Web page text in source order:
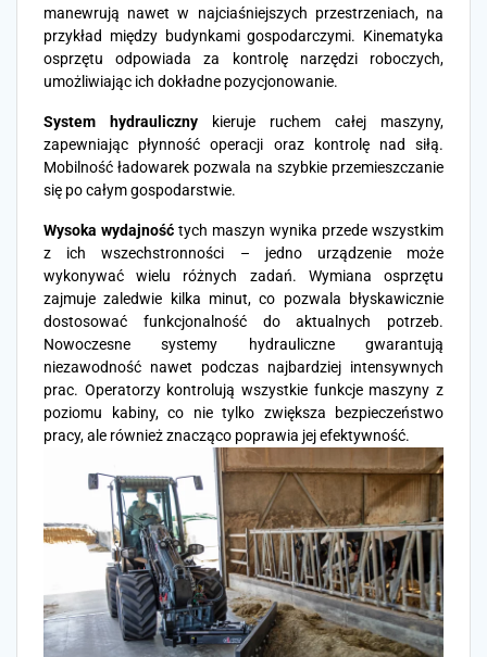
manewrują nawet w najciaśniejszych przestrzeniach, na
przykład między budynkami gospodarczymi. Kinematyka
osprzętu odpowiada za kontrolę narzędzi roboczych,
umożliwiając ich dokładne pozycjonowanie.
System hydrauliczny kieruje ruchem całej maszyny,
zapewniając płynność operacji oraz kontrolę nad siłą.
Mobilność ładowarek pozwala na szybkie przemieszczanie
się po całym gospodarstwie.
Wysoka wydajność tych maszyn wynika przede wszystkim
z ich wszechstronności – jedno urządzenie może
wykonywać wielu różnych zadań. Wymiana osprzętu
zajmuje zaledwie kilka minut, co pozwala błyskawicznie
dostosować funkcjonalność do aktualnych potrzeb.
Nowoczesne systemy hydrauliczne gwarantują
niezawodność nawet podczas najbardziej intensywnych
prac. Operatorzy kontrolują wszystkie funkcje maszyny z
poziomu kabiny, co nie tylko zwiększa bezpieczeństwo
pracy, ale również znacząco poprawia jej efektywność.